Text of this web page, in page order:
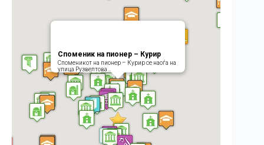
Споменик на пионер – Курир
Споменикот на пионер – Курир се наоѓа на
улица Рузвелтова…